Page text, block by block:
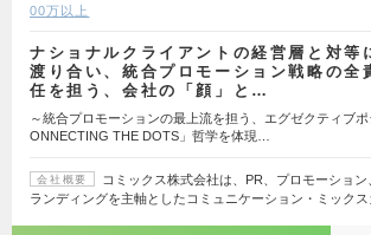
00万以上
ナショナルクライアントの経営層と対等
渡り合い、統合プロモーション戦略の全
任を担う、会社の「顔」と…
～統合プロモーションの最上流を担う、エグゼクティブ
ONNECTING THE DOTS」哲学を体現…
会社概要
コミックス株式会社は、PR、プロモーショ
ランディングを主軸としたコミュニケーション・ミックス